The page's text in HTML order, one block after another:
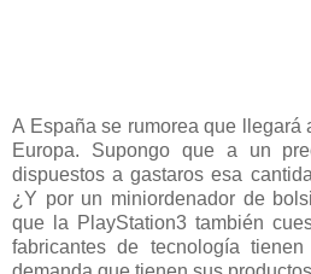
A España se rumorea que llegará
Europa. Supongo que a un
dispuestos a gastaros esa
¿Y por un miniordenador de
que la PlayStation3 también
fabricantes de tecnología